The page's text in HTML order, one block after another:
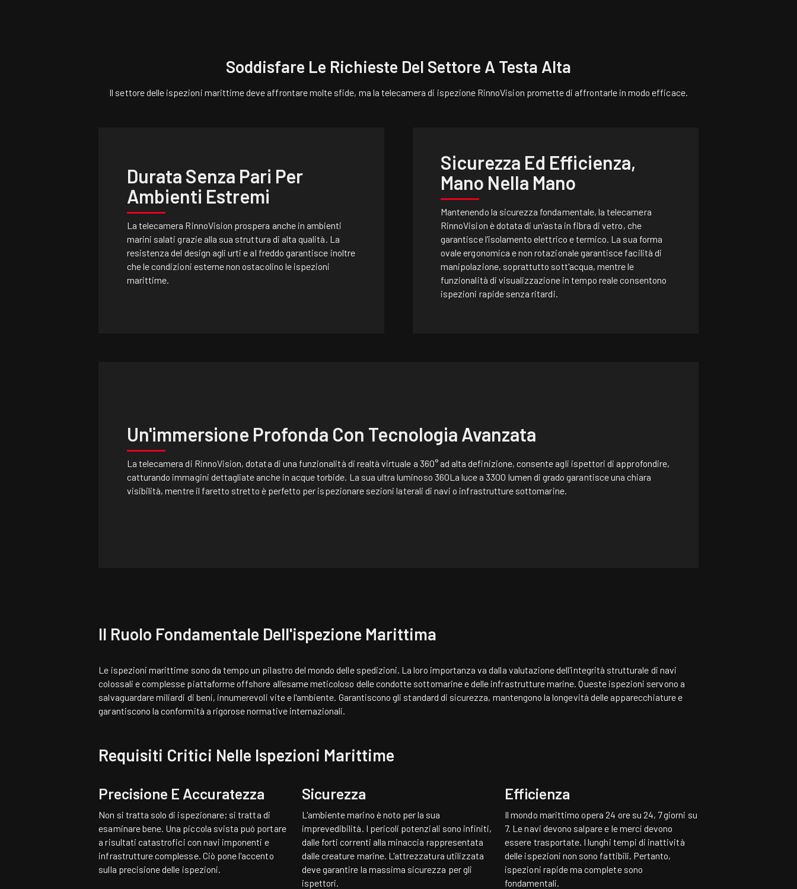
Soddisfare Le Richieste Del Settore A Testa Alta
Il settore delle ispezioni marittime deve affrontare molte sfide, ma la telecamera di ispezione RinnoVision promette di affrontarle in modo efficace.
Durata Senza Pari Per
Ambienti Estremi
La telecamera RinnoVision prospera anche in ambienti
marini salati grazie alla sua struttura di alta qualità. La
resistenza del design agli urti e al freddo garantisce inoltre
che le condizioni esterne non ostacolino le ispezioni
marittime.
Sicurezza Ed Efficienza,
Mano Nella Mano
Mantenendo la sicurezza fondamentale, la telecamera
RinnoVision è dotata di un'asta in fibra di vetro, che
garantisce l'isolamento elettrico e termico. La sua forma
ovale ergonomica e non rotazionale garantisce facilità di
manipolazione, soprattutto sott'acqua, mentre le
funzionalità di visualizzazione in tempo reale consentono
ispezioni rapide senza ritardi.
Un'immersione Profonda Con Tecnologia Avanzata
La telecamera di RinnoVision, dotata di una funzionalità di realtà virtuale a 360° ad alta definizione, consente agli ispettori di approfondire,
catturando immagini dettagliate anche in acque torbide. La sua ultra luminoso 360La luce a 3300 lumen di grado garantisce una chiara
visibilità, mentre il faretto stretto è perfetto per ispezionare sezioni laterali di navi o infrastrutture sottomarine.
Il Ruolo Fondamentale Dell'ispezione Marittima
Le ispezioni marittime sono da tempo un pilastro del mondo delle spedizioni. La loro importanza va dalla valutazione dell'integrità strutturale di navi
colossali e complesse piattaforme offshore all'esame meticoloso delle condotte sottomarine e delle infrastrutture marine. Queste ispezioni servono a
salvaguardare miliardi di beni, innumerevoli vite e l'ambiente. Garantiscono gli standard di sicurezza, mantengono la longevità delle apparecchiature e
garantiscono la conformità a rigorose normative internazionali.
Requisiti Critici Nelle Ispezioni Marittime
Precisione E Accuratezza
Non si tratta solo di ispezionare; si tratta di
esaminare bene. Una piccola svista può portare
a risultati catastrofici con navi imponenti e
infrastrutture complesse. Ciò pone l'accento
sulla precisione delle ispezioni.
Sicurezza
L'ambiente marino è noto per la sua
imprevedibilità. I pericoli potenziali sono infiniti,
dalle forti correnti alla minaccia rappresentata
dalle creature marine. L'attrezzatura utilizzata
deve garantire la massima sicurezza per gli
ispettori.
Efficienza
Il mondo marittimo opera 24 ore su 24, 7 giorni su
7. Le navi devono salpare e le merci devono
essere trasportate. I lunghi tempi di inattività
delle ispezioni non sono fattibili. Pertanto,
ispezioni rapide ma complete sono
fondamentali.